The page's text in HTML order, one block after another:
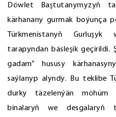
Döwlet Baştutanymyzyň
kärhanany gurmak boýunça
Türkmenistanyň
tarapyndan bäsleşik geçirildi.
gadam” hususy
saýlanyp alyndy. Bu teklibe
durky täzelenýän möhüm
binalaryň we desgalaryň